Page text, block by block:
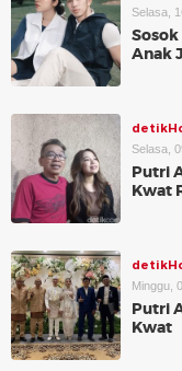
Selasa,
Anak
Selasa,
Putri
Kwat
Minggu,
Putri
Kwat